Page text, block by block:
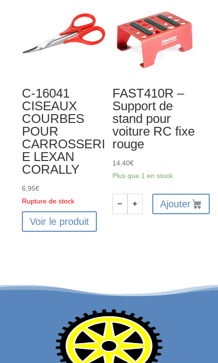
BAG
3xSLOT,3x
6xHEX,4xNUT
5/8mm
WRENCH
C-16041
CISEAUX
COURBES
POUR
CARROSSERI
E LEXAN
CORALLY
6,95€
Rupture de stock
Voir le produit
FAST410R –
Support de
stand pour
voiture RC fixe
rouge
14,40€
Plus que 1 en stock
pour
voiture
RC
fixe
rouge
− + Ajouter